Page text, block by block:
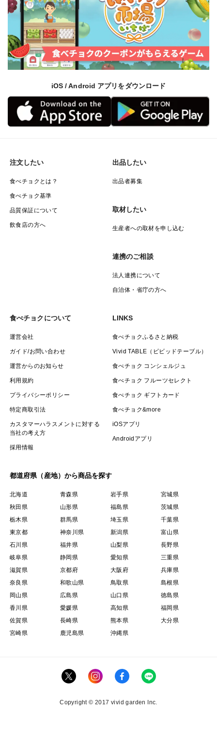
iOS / Android アプリをダウンロード
注文したい
食べチョクとは？
食べチョク基準
品質保証について
飲食店の方へ
出品したい
出品者募集
取材したい
生産者への取材を申し込む
連携のご相談
法人連携について
自治体・省庁の方へ
食べチョクについて
運営会社
ガイド/お問い合わせ
運営からのお知らせ
利用規約
プライバシーポリシー
特定商取引法
カスタマーハラスメントに対する
当社の考え方
採用情報
LINKS
食べチョクふるさと納税
Vivid TABLE（ビビッドテーブル）
食べチョク コンシェルジュ
食べチョク フルーツセレクト
食べチョク ギフトカード
食べチョク&more
iOSアプリ
Androidアプリ
都道府県（産地）から商品を探す
北海道 青森県 岩手県
宮城県
秋田県
山形県 福島県
茨城県
栃木県
群馬県 埼玉県
千葉県
東京都
神奈川県 新潟県
富山県
石川県
福井県 山梨県
長野県
岐阜県
静岡県 愛知県
三重県
滋賀県
京都府 大阪府
兵庫県
奈良県
和歌山県 鳥取県
島根県
岡山県
広島県 山口県
徳島県
香川県
愛媛県 高知県
福岡県
佐賀県
長崎県 熊本県
大分県
宮崎県
鹿児島県 沖縄県
Copyright © 2017 vivid garden Inc.